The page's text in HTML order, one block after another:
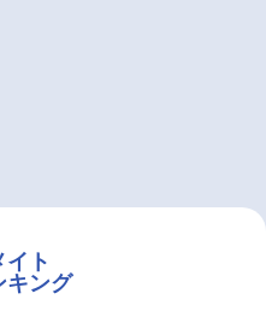
イト
キング